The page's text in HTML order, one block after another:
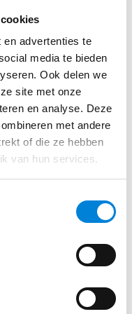
en advertenties te
media te bieden
Ook delen we
site met onze
en analyse. Deze
met andere
of die ze hebben
van hun services.
functie-eisen. Het
wordt van
je dat jouw profiel
vacature? Dan
We kunnen de
Zo zijn er
maar ook
zij-instromers.
een goede
dagen, conform de